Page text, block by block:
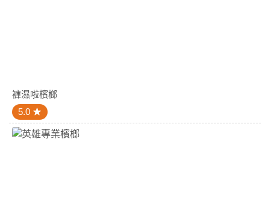
褲濕啦檳榔
5.0